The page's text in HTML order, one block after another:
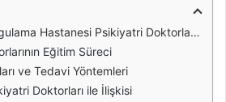
Psikiyatri Doktorları: Uzmanlık ve Hizmet Kalitesi
Eğitim Süreci
ve Tedavi Yöntemleri
Doktorları ile İlişkisi